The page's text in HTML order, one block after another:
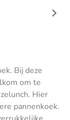
Bij deze
om te
Hier
pannenkoek.